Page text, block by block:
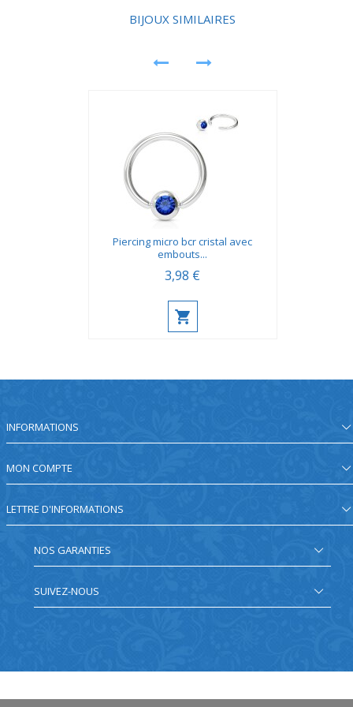
BIJOUX SIMILAIRES
Piercing micro bcr cristal avec
embouts...
3,98 €
INFORMATIONS
MON COMPTE
LETTRE D'INFORMATIONS
NOS GARANTIES
SUIVEZ-NOUS